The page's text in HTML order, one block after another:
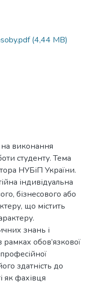
(4,44 MB)
виконання
студенту. Тема
НУБіП України.
індивідуальна
бізнесового або
що містить
знань і
обов’язкової
здатність до
як фахівця